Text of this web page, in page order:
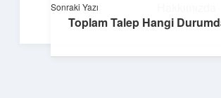
Sonraki Yazı
Toplam Talep Hangi